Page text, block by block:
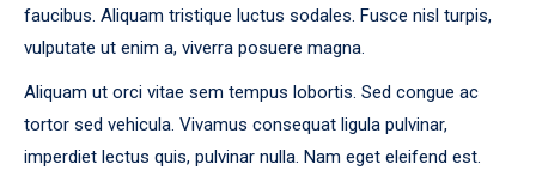
faucibus. Aliquam tristique luctus sodales. Fusce nisl turpis,
vulputate ut enim a, viverra posuere magna.
Aliquam ut orci vitae sem tempus lobortis. Sed congue ac
tortor sed vehicula. Vivamus consequat ligula pulvinar,
imperdiet lectus quis, pulvinar nulla. Nam eget eleifend est.